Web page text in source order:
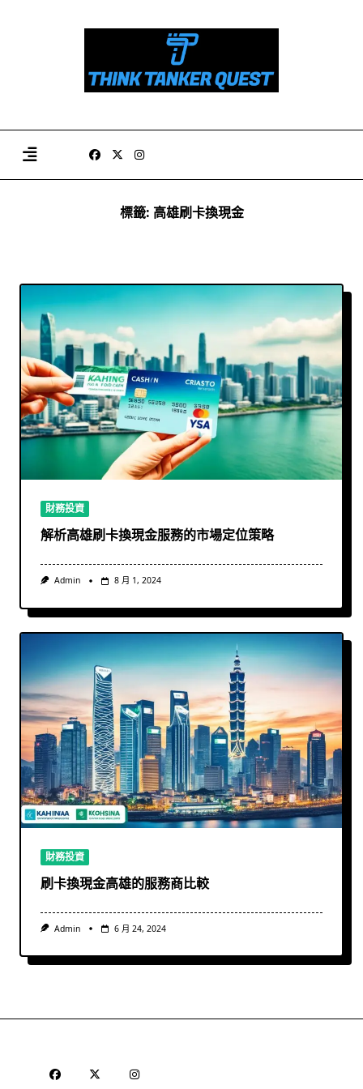
標籤: 高雄刷卡換現金
財務投資
解析高雄刷卡換現金服務的市場定位策略
Admin 8 月 1, 2024
財務投資
刷卡換現金高雄的服務商比較
Admin 6 月 24, 2024